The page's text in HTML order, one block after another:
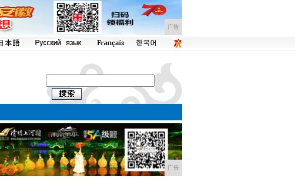
广告
广告